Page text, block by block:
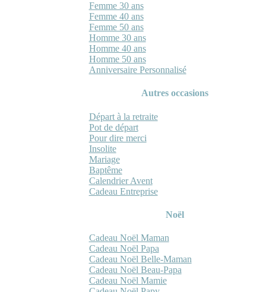
Femme 30 ans
Femme 40 ans
Femme 50 ans
Homme 30 ans
Homme 40 ans
Homme 50 ans
Anniversaire Personnalisé
Autres occasions
Départ à la retraite
Pot de départ
Pour dire merci
Insolite
Mariage
Baptême
Calendrier Avent
Cadeau Entreprise
Noël
Cadeau Noël Maman
Cadeau Noël Papa
Cadeau Noël Belle-Maman
Cadeau Noël Beau-Papa
Cadeau Noël Mamie